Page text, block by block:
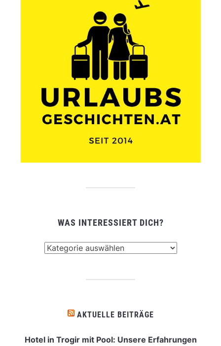
WAS INTERESSIERT DICH?
AKTUELLE BEITRÄGE
Hotel in Trogir mit Pool: Unsere Erfahrungen